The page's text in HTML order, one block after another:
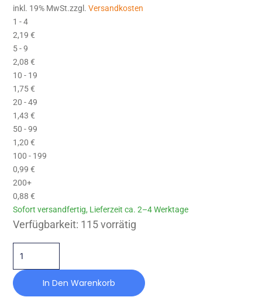
inkl. 19% MwSt.zzgl.Versandkosten
1 - 4
2,19€
5 - 9
2,08€
10 - 19
1,75€
20 - 49
1,43€
50 - 99
1,20€
100 - 199
0,99€
200+
0,88€
Sofort versandfertig, Lieferzeit ca. 2–4 Werktage
Verfügbarkeit: 115 vorrätig
GP-IS-025/010X008-NR80-T4 Menge
In Den Warenkorb